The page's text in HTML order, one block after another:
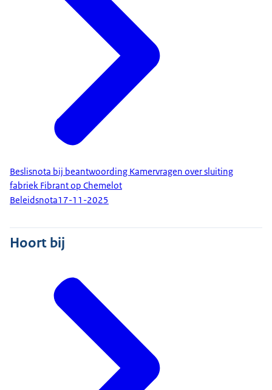
Beslisnota bij beantwoording Kamervragen over sluiting
fabriek Fibrant op Chemelot
Beleidsnota17-11-2025
Hoort bij